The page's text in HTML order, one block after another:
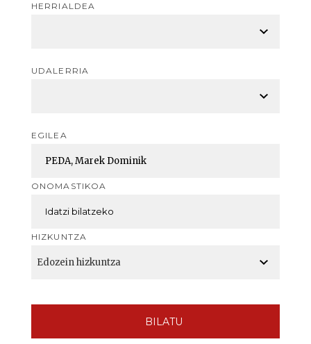
HERRIALDEA
UDALERRIA
EGILEA
ONOMASTIKOA
HIZKUNTZA
BILATU